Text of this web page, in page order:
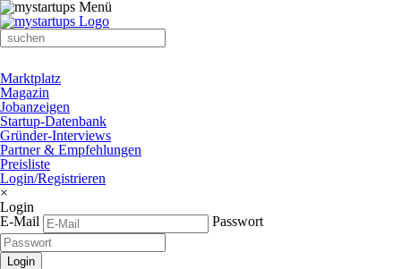
Marktplatz
Magazin
Jobanzeigen
Startup-Datenbank
Gründer-Interviews
Partner & Empfehlungen
Preisliste
Login/Registrieren
×
Login
E-Mail
Passwort